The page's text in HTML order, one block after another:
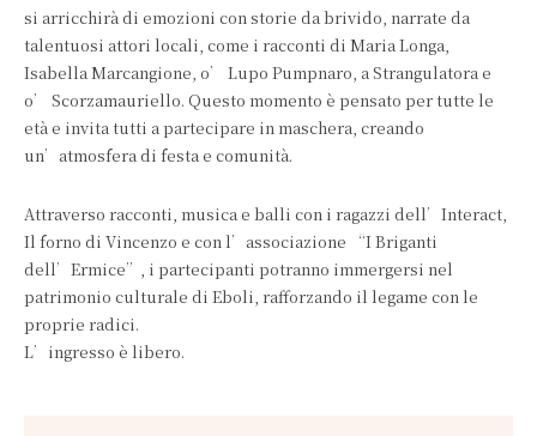
si arricchirà di emozioni con storie da brivido, narrate da
talentuosi attori locali, come i racconti di Maria Longa,
Isabella Marcangione, o’ Lupo Pumpnaro, a Strangulatora e
o’ Scorzamauriello. Questo momento è pensato per tutte le
età e invita tutti a partecipare in maschera, creando
un’atmosfera di festa e comunità.
Attraverso racconti, musica e balli con i ragazzi dell’Interact,
Il forno di Vincenzo e con l’associazione “I Briganti
dell’Ermice”, i partecipanti potranno immergersi nel
patrimonio culturale di Eboli, rafforzando il legame con le
proprie radici.
L’ingresso è libero.